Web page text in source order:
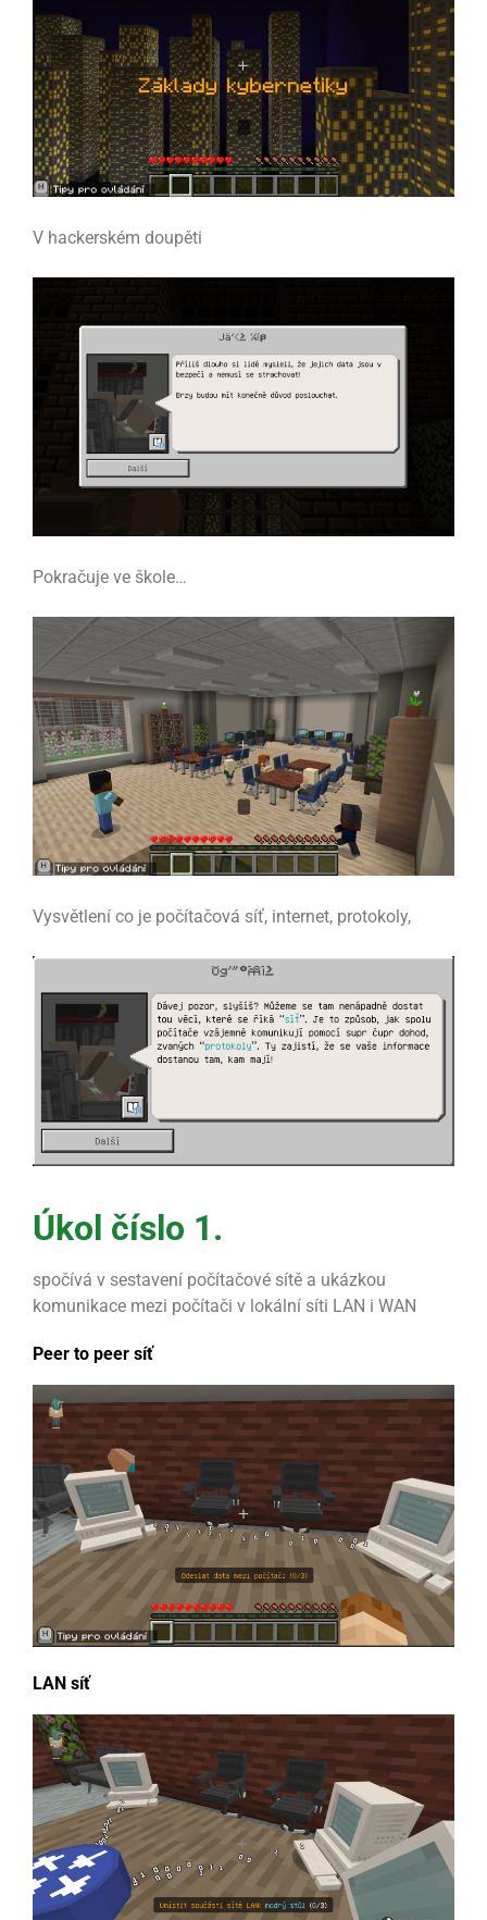
V hackerském doupěti​
Pokračuje ve škole…
Vysvětlení co je počítačová síť, internet, protokoly,
Úkol číslo 1.
spočívá v sestavení počítačové sítě a ukázkou
komunikace mezi počítači v lokální síti LAN i WAN
Peer to peer síť
LAN síť